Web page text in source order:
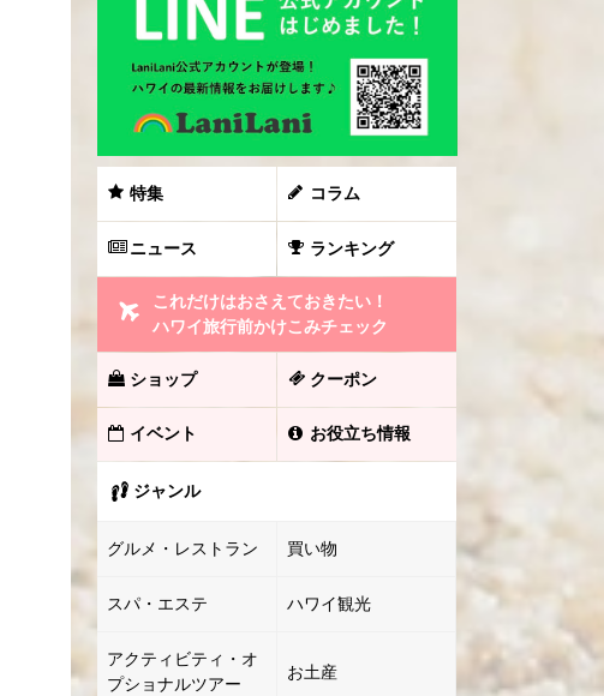
特集 コラム
ニュース ランキング
これだけはおさえておきたい！
ハワイ旅行前かけこみチェック
ショップ クーポン
イベント お役立ち情報
ジャンル
グルメ・レストラン 買い物
スパ・エステ ハワイ観光
アクティビティ・オ
プショナルツアー
お土産